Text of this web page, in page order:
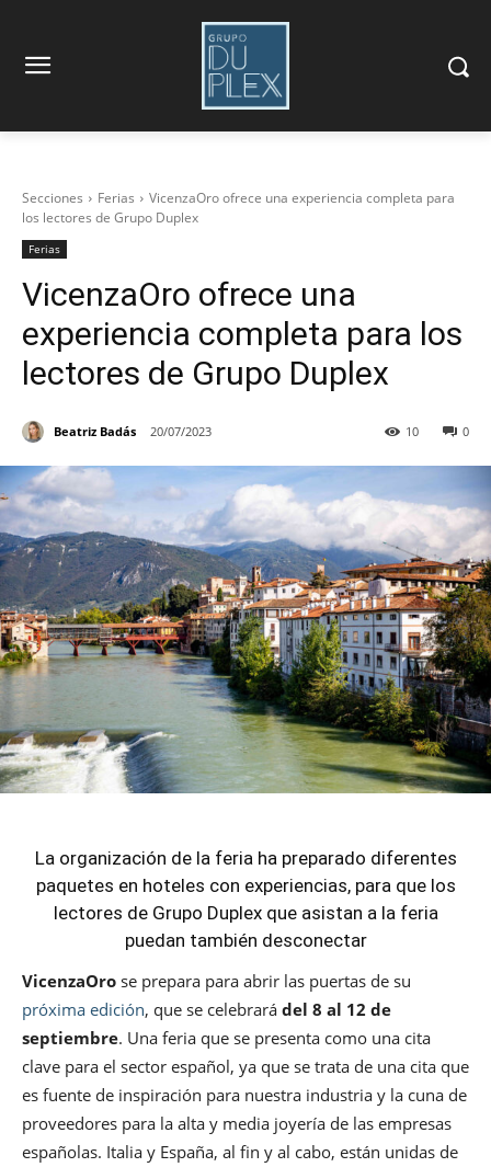
Secciones Ferias
VicenzaOro ofrece una experiencia completa para
los lectores de Grupo Duplex
Ferias
VicenzaOro ofrece una
experiencia completa para los
lectores de Grupo Duplex
Beatriz Badás 20/07/2023 0
10
La organización de la feria ha preparado diferentes
paquetes en hoteles con experiencias, para que los
lectores de Grupo Duplex que asistan a la feria
puedan también desconectar
VicenzaOro se prepara para abrir las puertas de su
próxima edición, que se celebrará del 8 al 12 de
septiembre. Una feria que se presenta como una cita
clave para el sector español, ya que se trata de una cita que
es fuente de inspiración para nuestra industria y la cuna de
proveedores para la alta y media joyería de las empresas
españolas. Italia y España, al fin y al cabo, están unidas de